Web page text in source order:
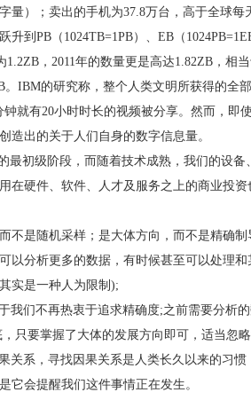
量）；卖出的手机为37.8万台，高于全球
升到PB（1024TB=1PB）、EB（
，2011年的数量更是高达1.82ZB，
IBM的研究称，整个人类文明所获得的
就有20小时时长的视频被分享。然而，
造出的关于人们自身的数字信息量。
最初级阶段，而随着技术成熟，我们的设
在硬件、软件、人才及服务之上的商业投资
是随机采样；是大体方向，而不是精确制
以分析更多的数据，有时候甚至可以处理
实是一种人为限制);
我们不再热衷于追求精确度;之前需要分
只要掌握了大体的发展方向即可，适当忽
关系，寻找因果关系是人类长久以来的习
它会提醒我们这件事情正在发生。